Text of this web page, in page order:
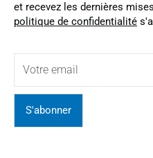
et recevez les dernières
politique de confidentialité
S'abonner